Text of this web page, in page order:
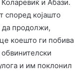
и Абази.
според којашто
да продолжи,
коешто ги побива
и им поклонил